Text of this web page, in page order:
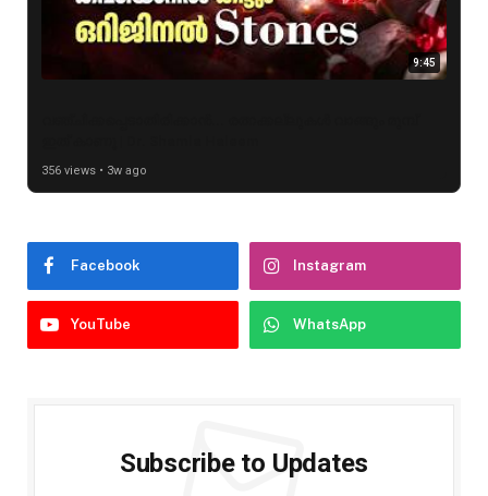
9:45
356 views • 3w ago
Facebook Instagram
YouTube WhatsApp
Subscribe to Updates